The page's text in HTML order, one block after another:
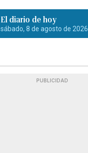
El diario de hoy
sábado, 8 de agosto de 2026
PUBLICIDAD